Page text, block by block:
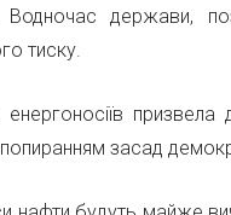
Водночас держави,
тиску.
енергоносіїв
засад